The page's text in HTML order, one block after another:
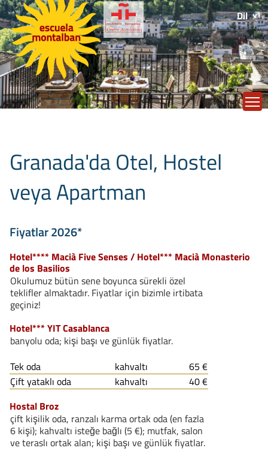
Dil
Granada'da Otel, Hostel
veya Apartman
Fiyatlar 2026*
Hotel**** Macià Five Senses / Hotel*** Macià Monasterio
de los Basilios
Okulumuz bütün sene boyunca sürekli özel
teklifler almaktadır. Fiyatlar için bizimle irtibata
geçiniz!
Hotel*** YIT Casablanca
banyolu oda; kişi başı ve günlük fiyatlar.
Tek oda
kahvaltı
65 €
Çift yataklı oda
kahvaltı
40 €
Hostal Broz
çift kişilik oda, ranzalı karma ortak oda (en fazla
6 kişi); kahvaltı isteğe bağlı (5 €); mutfak, salon
ve teraslı ortak alan; kişi başı ve günlük fiyatlar.